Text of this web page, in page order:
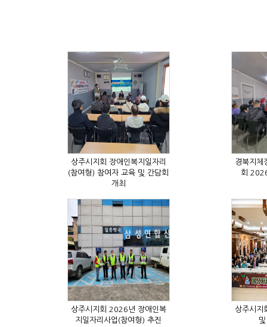
개최
회
지일자리사업(참여형) 추진